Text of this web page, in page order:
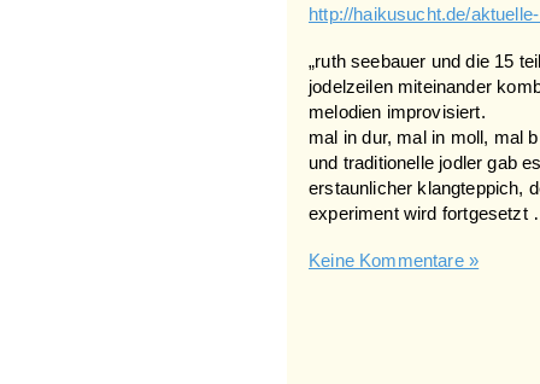
http://haikusucht.de/
„ruth seebauer und die 15
jodelzeilen miteinander
melodien improvisiert.
mal in dur, mal in moll, mal
und traditionelle jodler gab
erstaunlicher klangteppich,
experiment wird fortgesetzt
Keine Kommentare »